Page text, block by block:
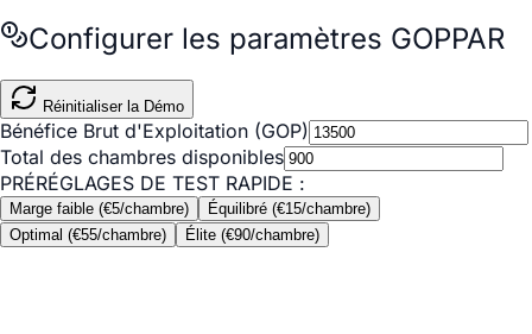
Configurer les paramètres GOPPAR
Réinitialiser la Démo
Bénéfice Brut d'Exploitation (GOP)
Total des chambres disponibles
PRÉRÉGLAGES DE TEST RAPIDE :
Marge faible (€5/chambre)
Équilibré (€15/chambre)
Optimal (€55/chambre)
Élite (€90/chambre)